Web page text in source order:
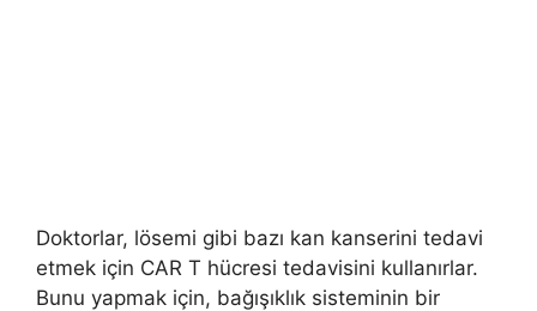
Doktorlar, lösemi gibi bazı kan kanserini tedavi
etmek için CAR T hücresi tedavisini kullanırlar.
Bunu yapmak için, bağışıklık sisteminin bir